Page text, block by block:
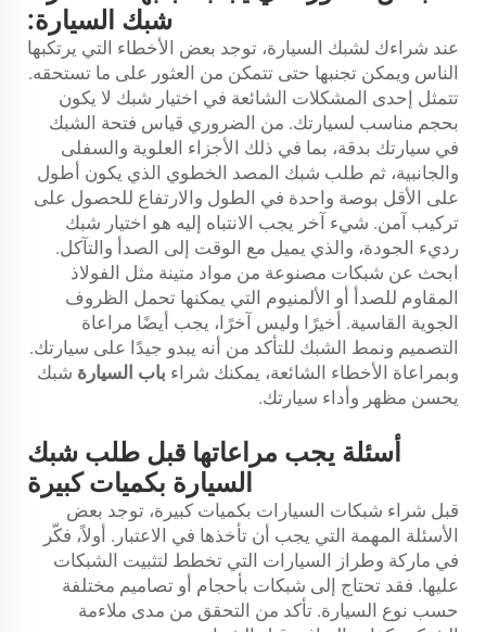
شبك السيارة:
عند شراءك لشبك السيارة، توجد بعض الأخطاء التي يرتكبها
الناس ويمكن تجنبها حتى تتمكن من العثور على ما تستحقه.
تتمثل إحدى المشكلات الشائعة في اختيار شبك لا يكون
بحجم مناسب لسيارتك. من الضروري قياس فتحة الشبك
في سيارتك بدقة، بما في ذلك الأجزاء العلوية والسفلى
والجانبية، ثم طلب شبك المصد الخطوي الذي يكون أطول
على الأقل بوصة واحدة في الطول والارتفاع للحصول على
تركيب آمن. شيء آخر يجب الانتباه إليه هو اختيار شبك
رديء الجودة، والذي يميل مع الوقت إلى الصدأ والتآكل.
ابحث عن شبكات مصنوعة من مواد متينة مثل الفولاذ
المقاوم للصدأ أو الألمنيوم التي يمكنها تحمل الظروف
الجوية القاسية. أخيرًا وليس آخرًا، يجب أيضًا مراعاة
التصميم ونمط الشبك للتأكد من أنه يبدو جيدًا على سيارتك.
وبمراعاة الأخطاء الشائعة، يمكنك شراء باب السيارة شبك
يحسن مظهر وأداء سيارتك.
أسئلة يجب مراعاتها قبل طلب شبك
السيارة بكميات كبيرة
قبل شراء شبكات السيارات بكميات كبيرة، توجد بعض
الأسئلة المهمة التي يجب أن تأخذها في الاعتبار. أولاً، فكّر
في ماركة وطراز السيارات التي تخطط لتثبيت الشبكات
عليها. فقد تحتاج إلى شبكات بأحجام أو تصاميم مختلفة
حسب نوع السيارة. تأكد من التحقق من مدى ملاءمة